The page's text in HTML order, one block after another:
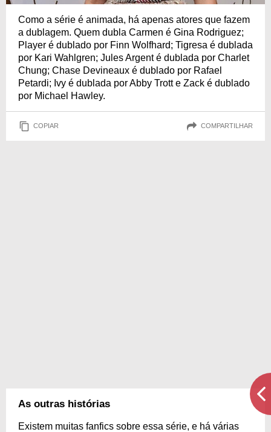
Como a série é animada, há apenas atores que fazem
a dublagem. Quem dubla Carmen é Gina Rodriguez;
Player é dublado por Finn Wolfhard; Tigresa é dublada
por Kari Wahlgren; Jules Argent é dublada por Charlet
Chung; Chase Devineaux é dublado por Rafael
Petardi; Ivy é dublada por Abby Trott e Zack é dublado
por Michael Hawley.
COPIAR COMPARTILHAR
As outras histórias
Existem muitas fanfics sobre essa série, e há várias